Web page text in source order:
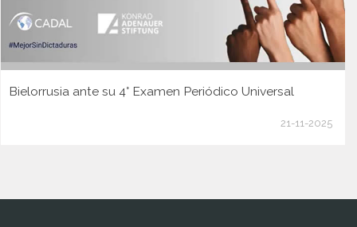
Bielorrusia ante su 4° Examen Periódico Universal
21-11-2025